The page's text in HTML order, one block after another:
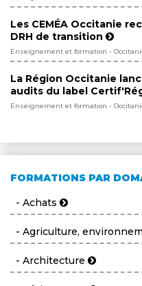
Les CEMÉA Occitanie
DRH de transition
Enseignement et formation -
La Région Occitanie
audits du label
Enseignement et formation -
FORMATIONS PAR
- Achats
- Agriculture,
- Architecture